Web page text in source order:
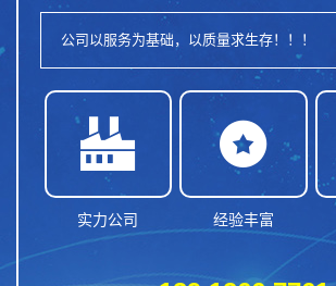
公司以服务为基础，以质量求生存！！！

实力公司

经验丰富